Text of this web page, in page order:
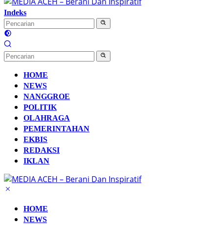
Indeks
HOME
NEWS
NANGGROE
POLITIK
OLAHRAGA
PEMERINTAHAN
EKBIS
REDAKSI
IKLAN
HOME
NEWS